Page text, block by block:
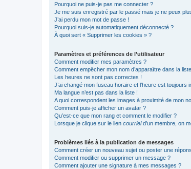
Pourquoi ne puis-je pas me connecter ?
Je me suis enregistré par le passé mais je ne peux
J’ai perdu mon mot de passe !
Pourquoi suis-je automatiquement déconnecté ?
À quoi sert « Supprimer les cookies » ?
Paramètres et préférences de l’utilisateur
Comment modifier mes paramètres ?
Comment empêcher mon nom d’apparaître dans la
Les heures ne sont pas correctes !
J’ai changé mon fuseau horaire et l’heure est toujours
Ma langue n’est pas dans la liste !
A quoi correspondent les images à proximité de mon
Comment puis-je afficher un avatar ?
Qu’est-ce que mon rang et comment le modifier ?
Lorsque je clique sur le lien courrield’un membre, on
Problèmes liés à la publication de messages
Comment créer un nouveau sujet ou poster une
Comment modifier ou supprimer un message ?
Comment ajouter une signature à mes messages ?